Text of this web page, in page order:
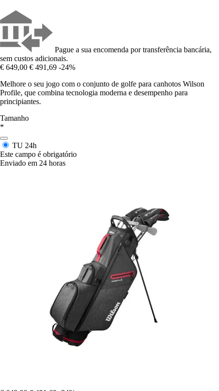
Pague a sua encomenda por transferência bancária,
sem custos adicionais.
€ 649,00 € 491,69 -24%
Melhore o seu jogo com o conjunto de golfe para canhotos Wilson
Profile, que combina tecnologia moderna e desempenho para
principiantes.
Tamanho
*
TU 24h
Este campo é obrigatório
Enviado em 24 horas